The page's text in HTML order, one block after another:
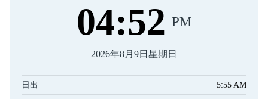
04:52 PM
2026年8月9日星期日
日出 5:55 AM